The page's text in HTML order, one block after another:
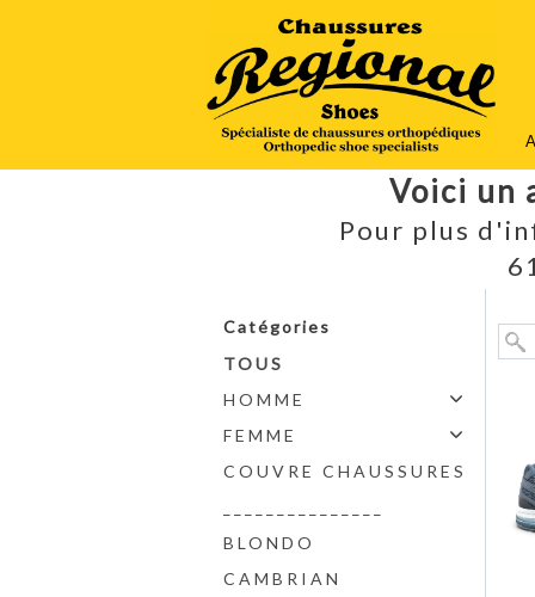
Voici un
Pour plus
Catégories
TOUS
HOMME
FEMME
COUVRE CHAUSSURES
BLONDO
CAMBRIAN